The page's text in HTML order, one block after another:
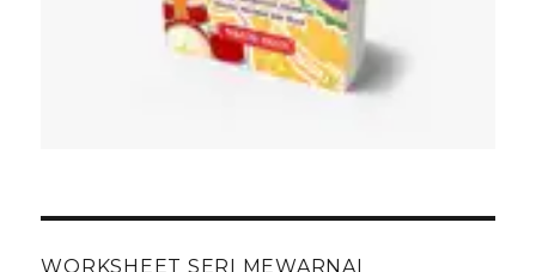
WORKSHEET SERI MEWARNAI